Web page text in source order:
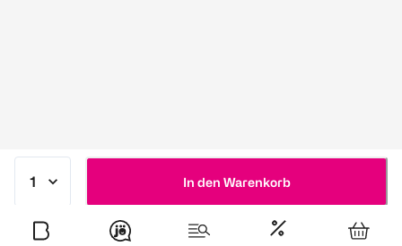
In den Warenkorb